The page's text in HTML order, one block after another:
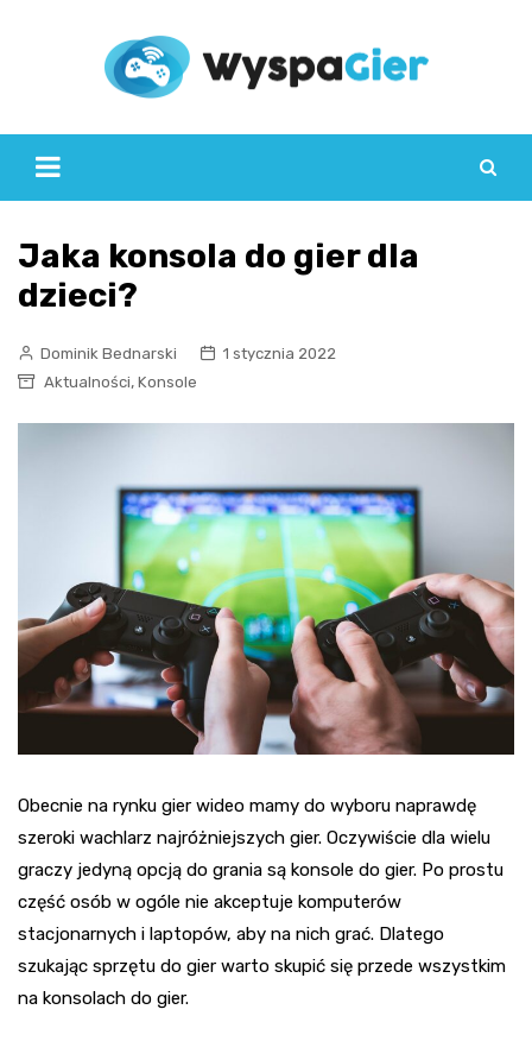
Jaka konsola do gier dla
dzieci?
Dominik Bednarski
1 stycznia 2022
Aktualności, Konsole
Obecnie na rynku gier wideo mamy do wyboru naprawdę
szeroki wachlarz najróżniejszych gier. Oczywiście dla wielu
graczy jedyną opcją do grania są konsole do gier. Po prostu
część osób w ogóle nie akceptuje komputerów
stacjonarnych i laptopów, aby na nich grać. Dlatego
szukając sprzętu do gier warto skupić się przede wszystkim
na konsolach do gier.